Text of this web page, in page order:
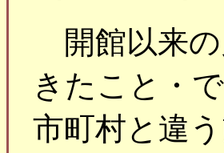
開館以来の
きたこと・
市町村と違